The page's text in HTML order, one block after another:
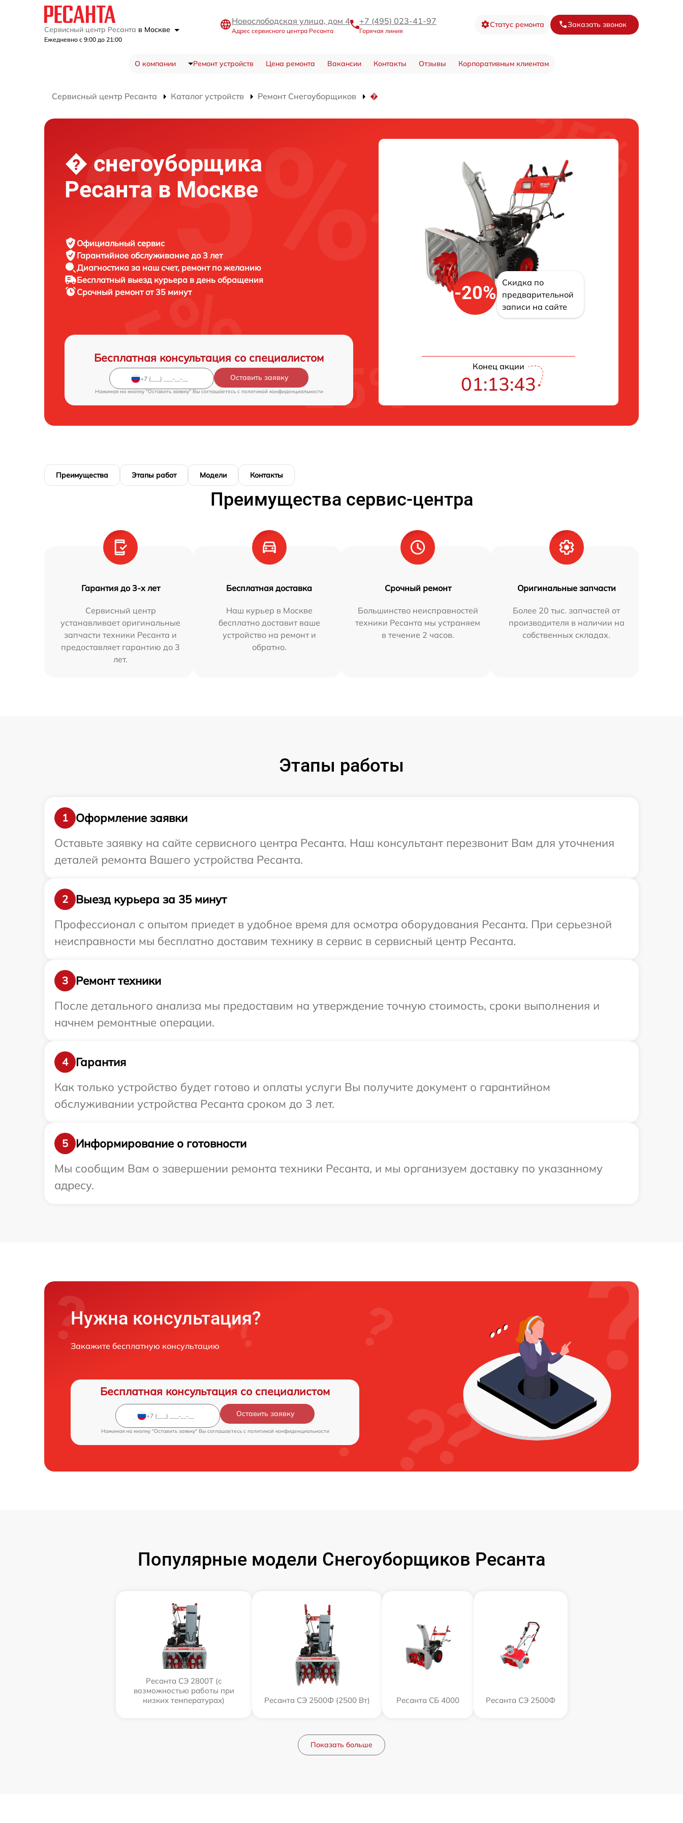
Сервисный центр Ресанта в Москве
Ежедневно с 9:00 до 21:00
Новослободская улица, дом 4
Адрес сервисного центра Ресанта
+7 (495) 023-41-97
Горячая линия
Статус ремонта Заказать звонок
О компании Ремонт устройств Цена ремонта Вакансии Контакты Отзывы Корпоративным клиентам
Сервисный центр Ресанта Каталог устройств Ремонт Снегоуборщиков �
� снегоуборщика
Ресанта в Москве
Официальный сервис
Гарантийное обслуживание до 3 лет
Диагностика за наш счет, ремонт по желанию
Бесплатный выезд курьера в день обращения
Срочный ремонтот 35 минут
Бесплатная консультация со специалистом
Оставить заявку
Нажимая на кнопку "Оставить заявку" Вы соглашаетесь c политикой конфиденциальности
-20%
Скидка по
предварительной
записи на сайте
Конец акции
01:13:43
Преимущества Этапы работ Модели Контакты
Преимущества сервис-центра
Гарантия до 3-х лет
Сервисный центр
устанавливает оригинальные
запчасти техники Ресанта и
предоставляет гарантию до 3
лет.
Бесплатная доставка
Наш курьер в Москве
бесплатно доставит ваше
устройство на ремонт и
обратно.
Срочный ремонт
Большинство неисправностей
техники Ресанта мы устраняем
в течение 2 часов.
Оригинальные запчасти
Более 20 тыс. запчастей от
производителя в наличии на
собственных складах.
Этапы работы
1
Оформление заявки
Оставьте заявку на сайте сервисного центра Ресанта. Наш консультант перезвонит Вам для уточнения
деталей ремонта Вашего устройства Ресанта.
2
Выезд курьера за 35 минут
Профессионал с опытом приедет в удобное время для осмотра оборудования Ресанта. При серьезной
неисправности мы бесплатно доставим технику в сервис в сервисный центр Ресанта.
3
Ремонт техники
После детального анализа мы предоставим на утверждение точную стоимость, сроки выполнения и
начнем ремонтные операции.
4
Гарантия
Как только устройство будет готово и оплаты услуги Вы получите документ о гарантийном
обслуживании устройства Ресанта сроком до 3 лет.
5
Информирование о готовности
Мы сообщим Вам о завершении ремонта техники Ресанта, и мы организуем доставку по указанному
адресу.
Нужна консультация?
Закажите бесплатную консультацию
Бесплатная консультация со специалистом
Оставить заявку
Нажимая на кнопку "Оставить заявку" Вы соглашаетесь c политикой конфиденциальности
Популярные модели Снегоуборщиков Ресанта
Ресанта СЭ 2800Т (с
возможностью работы при
низких температурах)
Ресанта СЭ 2500Ф (2500 Вт) Ресанта СБ 4000 Ресанта СЭ 2500Ф
Показать больше